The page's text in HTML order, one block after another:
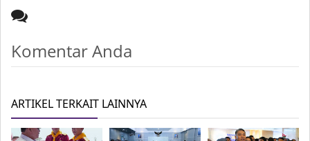
Komentar Anda
ARTIKEL TERKAIT LAINNYA